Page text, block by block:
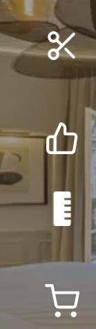
options
peuvent
être
choisies
sur
produit